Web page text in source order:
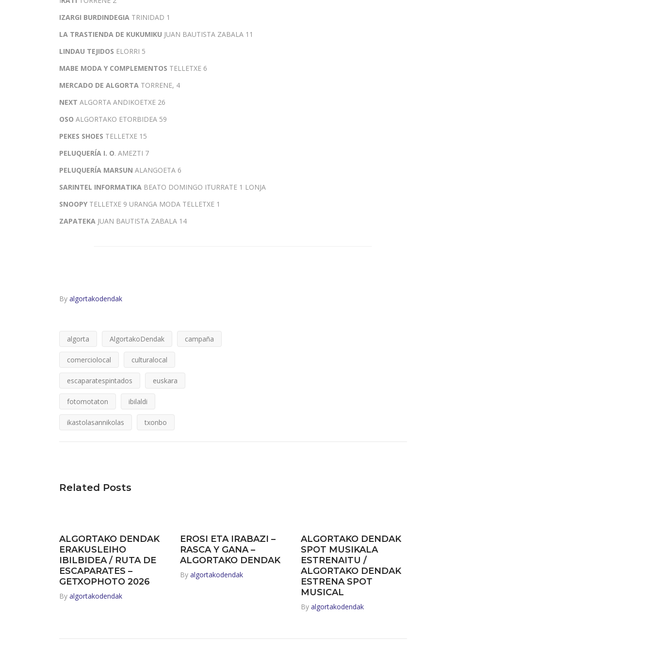
IZARGI BURDINDEGIA TRINIDAD 1
LA TRASTIENDA DE KUKUMIKU JUAN BAUTISTA ZABALA 11
LINDAU TEJIDOS ELORRI 5
MABE MODA Y COMPLEMENTOS TELLETXE 6
MERCADO DE ALGORTA TORRENE, 4
NEXT ALGORTA ANDIKOETXE 26
OSO ALGORTAKO ETORBIDEA 59
PEKES SHOES TELLETXE 15
PELUQUERÍA I. O. AMEZTI 7
PELUQUERÍA MARSUN ALANGOETA 6
SARINTEL INFORMATIKA BEATO DOMINGO ITURRATE 1 LONJA
SNOOPY TELLETXE 9 URANGA MODA TELLETXE 1
ZAPATEKA JUAN BAUTISTA ZABALA 14
By algortakodendak
algorta AlgortakoDendak campaña
comerciolocal culturalocal
escaparatespintados euskara
fotomotaton ibilaldi
ikastolasannikolas txonbo
Related Posts
ALGORTAKO DENDAK
ERAKUSLEIHO
IBILBIDEA / RUTA DE
ESCAPARATES –
GETXOPHOTO 2026
By algortakodendak
EROSI ETA IRABAZI –
RASCA Y GANA –
ALGORTAKO DENDAK
By algortakodendak
ALGORTAKO DENDAK
SPOT MUSIKALA
ESTRENAITU /
ALGORTAKO DENDAK
ESTRENA SPOT
MUSICAL
By algortakodendak